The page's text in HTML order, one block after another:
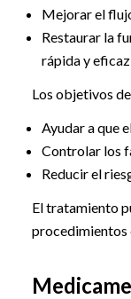
Mejorar el
Restaurar la
rápida y
Los objetivos
Ayudar a que
Controlar los
Reducir el
El tratamiento
procedimientos